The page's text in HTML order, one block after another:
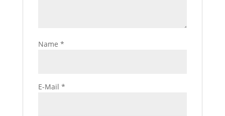
Name *
E-Mail *